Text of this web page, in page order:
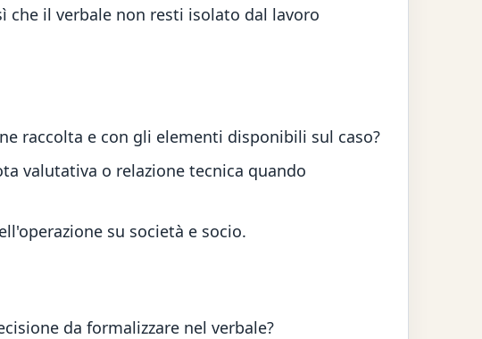
che il verbale non resti isolato dal lavoro
raccolta e con gli elementi disponibili sul caso?
valutativa o relazione tecnica quando
su società e socio.
da formalizzare nel verbale?